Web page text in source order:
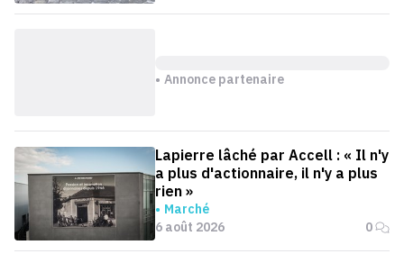
Annonce partenaire
Lapierre lâché par Accell : « Il n'y
a plus d'actionnaire, il n'y a plus
rien »
Marché
6 août 2026
0